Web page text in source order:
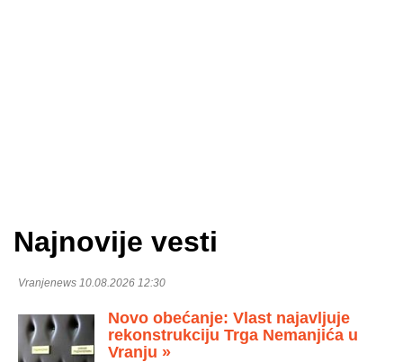
Najnovije vesti
Vranjenews 10.08.2026 12:30
Novo obećanje: Vlast najavljuje
rekonstrukciju Trga Nemanjića u
Vranju »